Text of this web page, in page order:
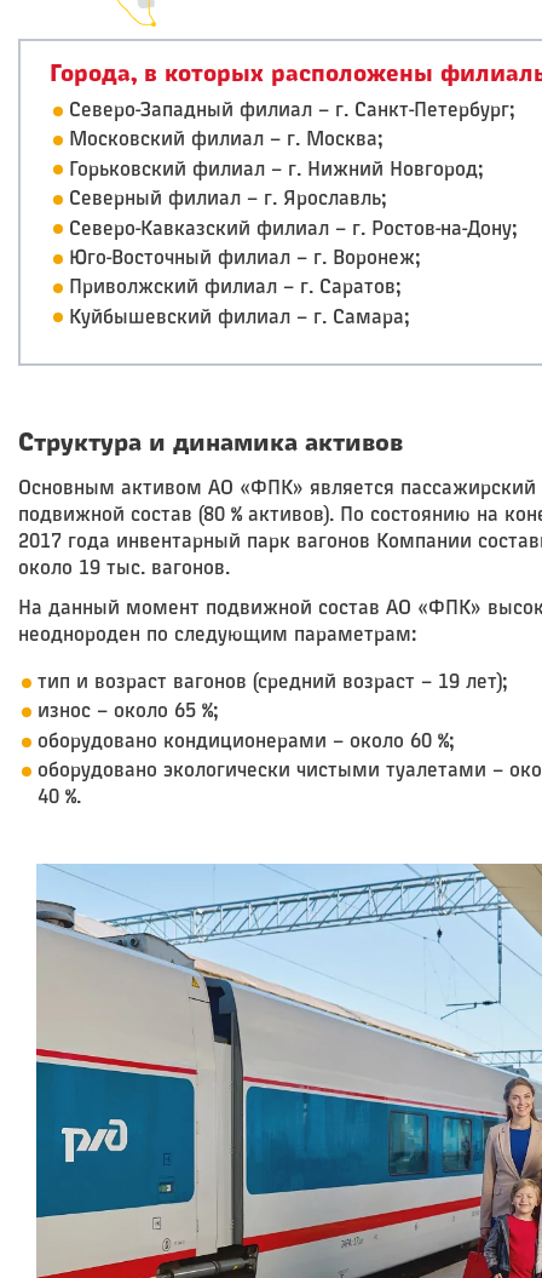
Города, в которых расположены
Северо-Западный филиал – г. Санкт-Петербург;
Московский филиал – г. Москва;
Горьковский филиал – г. Нижний Новгород;
Северный филиал – г. Ярославль;
Северо-Кавказский филиал – г. Ростов-на-Дону;
Юго-Восточный филиал – г. Воронеж;
Приволжский филиал – г. Саратов;
Куйбышевский филиал – г. Самара;
Структура и динамика активов
Основным активом АО «ФПК» является пассажирский
подвижной состав (80 % активов). По состоянию на
2017 года инвентарный парк вагонов Компании
около 19 тыс. вагонов.
На данный момент подвижной состав АО «ФПК»
неоднороден по следующим параметрам:
тип и возраст вагонов (средний возраст – 19 лет);
износ – около 65 %;
оборудовано кондиционерами – около 60 %;
оборудовано экологически чистыми туалетами –
40 %.